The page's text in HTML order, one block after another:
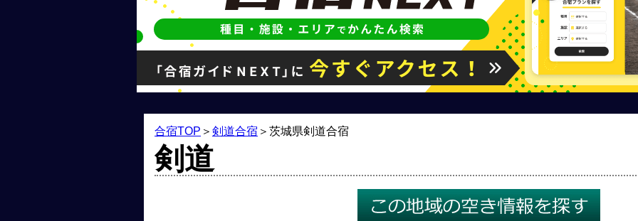
合宿TOP ＞ 剣道合宿 ＞ 茨城県剣道合宿
剣道